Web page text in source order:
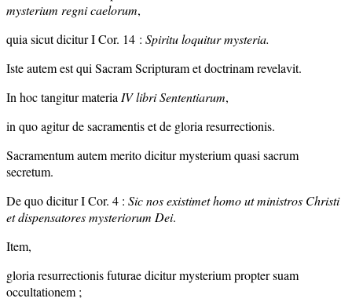
mysterium regni caelorum,
quia sicut dicitur I Cor. 14 : Spiritu loquitur mysteria.
Iste autem est qui Sacram Scripturam et doctrinam revelavit.
In hoc tangitur materia IV libri Sententiarum,
in quo agitur de sacramentis et de gloria resurrectionis.
Sacramentum autem merito dicitur mysterium quasi sacrum
secretum.
De quo dicitur I Cor. 4 : Sic nos existimet homo ut ministros Christi
et dispensatores mysteriorum Dei.
Item,
gloria resurrectionis futurae dicitur mysterium propter suam
occultationem ;